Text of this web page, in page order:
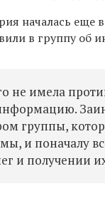
началась еще
в группу об
не имела
группы,
и поначалу
и получении